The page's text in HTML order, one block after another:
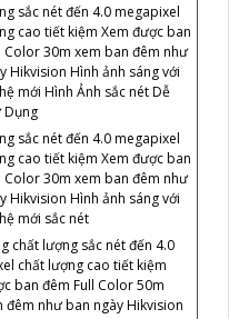
sắc nét đến 4.0 megapixel
cao tiết kiệm Xem được ban
Color 30m xem ban đêm như
Hikvision Hình ảnh sáng với
mới Hình Ảnh sắc nét Dễ
Dụng
sắc nét đến 4.0 megapixel
cao tiết kiệm Xem được ban
Color 30m xem ban đêm như
Hikvision Hình ảnh sáng với
mới sắc nét
chất lượng sắc nét đến 4.0
chất lượng cao tiết kiệm
ban đêm Full Color 50m
đêm như ban ngày Hikvision